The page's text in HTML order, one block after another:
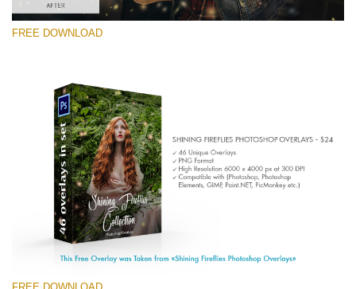
Large 6000*4000px
Entire Collection
(1783 Overlays)
Large 6000*4000px
ดาวน์โหลดฟรี
FREE DOWNLOAD